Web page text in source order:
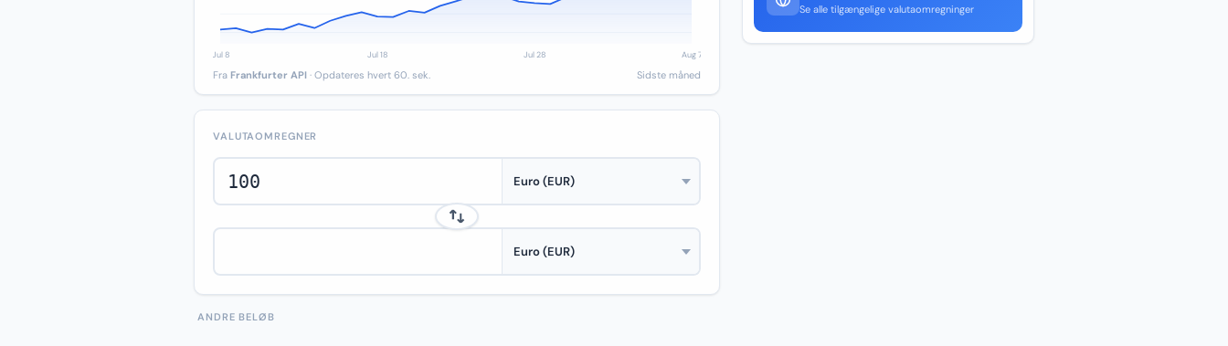
Fra Frankfurter API · Opdateres hvert 60. sek. Sidste måned
VALUTAOMREGNER
ANDRE BELØB
Se alle tilgængelige valutaomregninger